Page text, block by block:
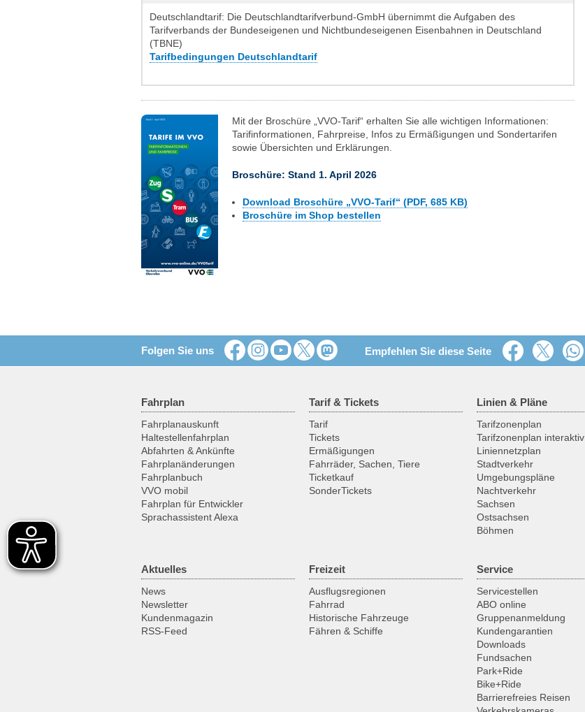
Deutschlandtarif: Die Deutschlandtarifverbund-GmbH übernimmt die Aufgaben des
Tarifverbands der Bundeseigenen und Nichtbundeseigenen Eisenbahnen in Deutschland
(TBNE)
Tarifbedingungen Deutschlandtarif
Mit der Broschüre „VVO-Tarif“ erhalten Sie alle wichtigen Informationen:
Tarifinformationen, Fahrpreise, Infos zu Ermäßigungen und Sondertarifen
sowie Übersichten und Erklärungen.
Broschüre: Stand 1. April 2026
Download Broschüre „VVO-Tarif“ (PDF, 685 KB)
Broschüre im Shop bestellen
Folgen Sie uns Empfehlen Sie diese Seite
Fahrplan
Fahrplanauskunft
Haltestellenfahrplan
Abfahrten & Ankünfte
Fahrplanänderungen
Fahrplanbuch
VVO mobil
Fahrplan für Entwickler
Sprachassistent Alexa
Tarif & Tickets
Tarif
Tickets
Ermäßigungen
Fahrräder, Sachen, Tiere
Ticketkauf
SonderTickets
Linien & Pläne
Tarifzonenplan
Tarifzonenplan interaktiv
Liniennetzplan
Stadtverkehr
Umgebungspläne
Nachtverkehr
Sachsen
Ostsachsen
Böhmen
Aktuelles
News
Newsletter
Kundenmagazin
RSS-Feed
Freizeit
Ausflugsregionen
Fahrrad
Historische Fahrzeuge
Fähren & Schiffe
Service
Servicestellen
ABO online
Gruppenanmeldung
Kundengarantien
Downloads
Fundsachen
Park+Ride
Bike+Ride
Barrierefreies Reisen